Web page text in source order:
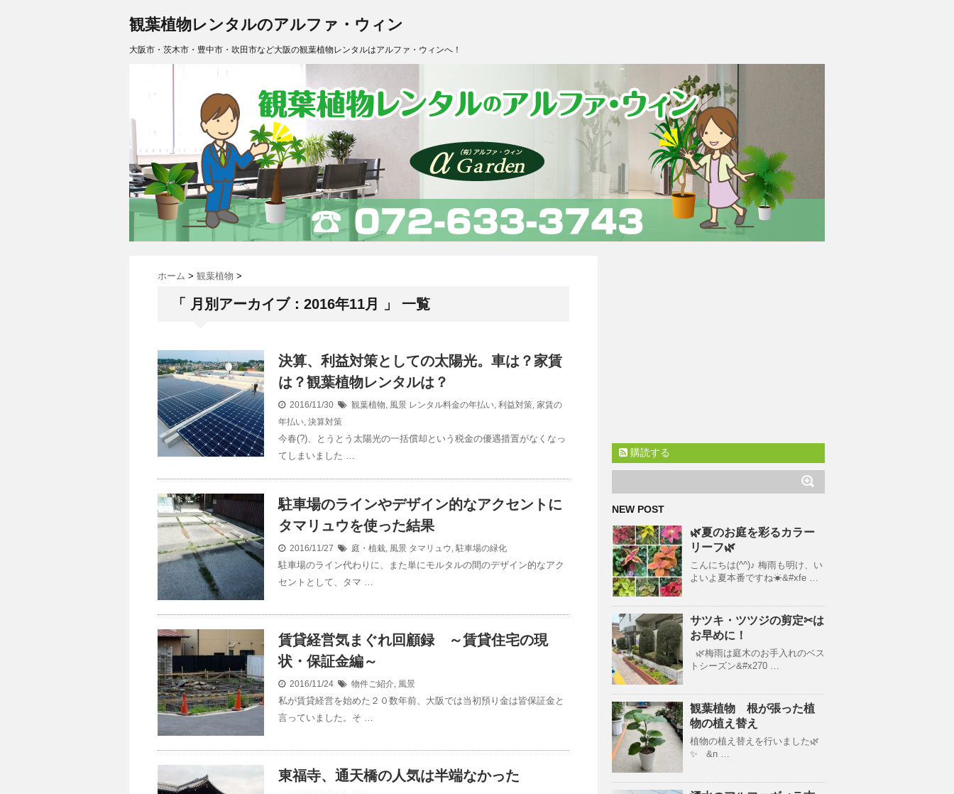
観葉植物レンタルのアルファ・ウィン
大阪市・茨木市・豊中市・吹田市など大阪の観葉植物レンタルはアルファ・ウィンへ！
ホーム > 観葉植物 >
「 月別アーカイブ：2016年11月 」 一覧
決算、利益対策としての太陽光。車は？家賃
は？観葉植物レンタルは？
2016/11/30 観葉植物, 風景 レンタル料金の年払い, 利益対策, 家賃の
年払い, 決算対策
今春(?)、とうとう太陽光の一括償却という税金の優遇措置がなくなっ
てしまいました …
駐車場のラインやデザイン的なアクセントに
タマリュウを使った結果
2016/11/27 庭・植栽, 風景 タマリュウ, 駐車場の緑化
駐車場のライン代わりに、また単にモルタルの間のデザイン的なアク
セントとして、タマ …
賃貸経営気まぐれ回顧録 ～賃貸住宅の現
状・保証金編～
2016/11/24 物件ご紹介, 風景
私が賃貸経営を始めた２０数年前、大阪では当初預り金は皆保証金と
言っていました。そ …
東福寺、通天橋の人気は半端なかった
購読する
NEW POST
🌿夏のお庭を彩るカラー
リーフ🌿
こんにちは(^^)♪ 梅雨も明け、い
よいよ夏本番ですね☀&#xfe …
サツキ・ツツジの剪定✂は
お早めに！
🌿梅雨は庭木のお手入れのベス
トシーズン&#x270 …
観葉植物 根が張った植
物の植え替え
植物の植え替えを行いました🌿
✨ &n …